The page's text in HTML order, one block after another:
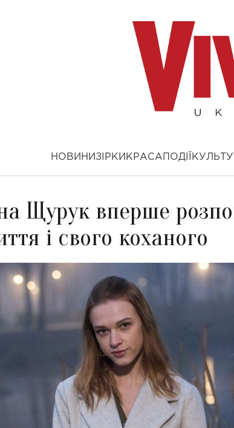
НОВИНИ ЗІРКИ КРАСА ПОДІЇ
Щурук вперше
і свого коханого